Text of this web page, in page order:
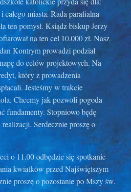
całego miasta. Rada parafialna
ten pomysł. Ksiądz biskup Jerzy
na ten cel 10.000 zł. Nasz
Kontrym prowadzi podział
do celów projektowych. Na
który z prowadzenia
Jesteśmy w trakcie
Chcemy jak pozwoli pogoda
fundamenty. Stopniowo będę
Serdecznie proszę o
o 11.00 odbędzie się spotkanie
kwiatków przed Najświętszym
proszę o pozostanie po Mszy św.